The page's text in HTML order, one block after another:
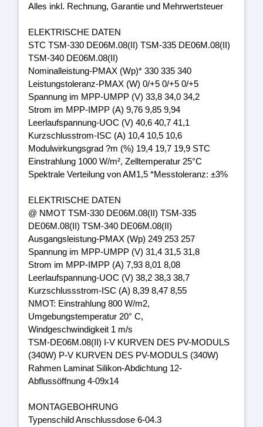
Alles inkl. Rechnung, Garantie und Mehrwertsteuer
ELEKTRISCHE DATEN
STC TSM-330 DE06M.08(II) TSM-335 DE06M.08(II)
TSM-340 DE06M.08(II)
Nominalleistung-PMAX (Wp)* 330 335 340
Leistungstoleranz-PMAX (W) 0/+5 0/+5 0/+5
Spannung im MPP-UMPP (V) 33,8 34,0 34,2
Strom im MPP-IMPP (A) 9,76 9,85 9,94
Leerlaufspannung-UOC (V) 40,6 40,7 41,1
Kurzschlusstrom-ISC (A) 10,4 10,5 10,6
Modulwirkungsgrad ?m (%) 19,4 19,7 19,9 STC
Einstrahlung 1000 W/m², Zelltemperatur 25°C
Spektrale Verteilung von AM1,5 *Messtoleranz: ±3%
ELEKTRISCHE DATEN
@ NMOT TSM-330 DE06M.08(II) TSM-335
DE06M.08(II) TSM-340 DE06M.08(II)
Ausgangsleistung-PMAX (Wp) 249 253 257
Spannung im MPP-UMPP (V) 31,4 31,5 31,8
Strom im MPP-IMPP (A) 7,93 8,01 8,08
Leerlaufspannung-UOC (V) 38,2 38,3 38,7
Kurzschlussstrom-ISC (A) 8,39 8,47 8,55
NMOT: Einstrahlung 800 W/m2,
Umgebungstemperatur 20° C,
Windgeschwindigkeit 1 m/s
TSM-DE06M.08(II) I-V KURVEN DES PV-MODULS
(340W) P-V KURVEN DES PV-MODULS (340W)
Rahmen Laminat Silikon-Abdichtung 12-
Abflussöffnung 4-09x14
MONTAGEBOHRUNG
Typenschild Anschlussdose 6-04.3